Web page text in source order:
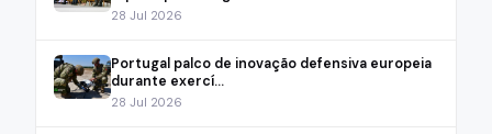
28 Jul 2026
Portugal palco de inovação defensiva europeia
durante exercí...
28 Jul 2026